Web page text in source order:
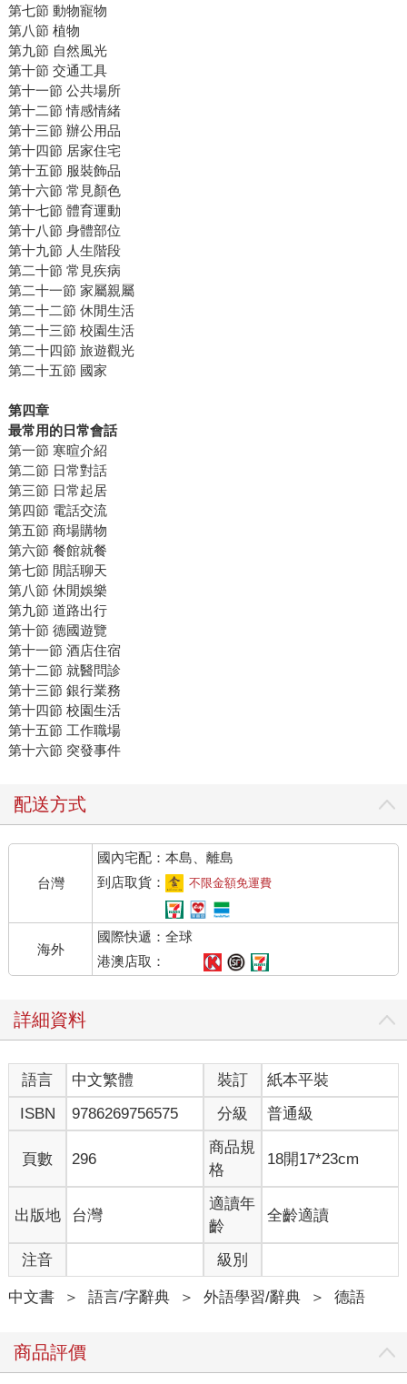
第七節 動物寵物
第八節 植物
第九節 自然風光
第十節 交通工具
第十一節 公共場所
第十二節 情感情緒
第十三節 辦公用品
第十四節 居家住宅
第十五節 服裝飾品
第十六節 常見顏色
第十七節 體育運動
第十八節 身體部位
第十九節 人生階段
第二十節 常見疾病
第二十一節 家屬親屬
第二十二節 休閒生活
第二十三節 校園生活
第二十四節 旅遊觀光
第二十五節 國家
第四章
最常用的日常會話
第一節 寒暄介紹
第二節 日常對話
第三節 日常起居
第四節 電話交流
第五節 商場購物
第六節 餐館就餐
第七節 閒話聊天
第八節 休閒娛樂
第九節 道路出行
第十節 德國遊覽
第十一節 酒店住宿
第十二節 就醫問診
第十三節 銀行業務
第十四節 校園生活
第十五節 工作職場
第十六節 突發事件
配送方式
台灣
國內宅配：本島、離島
到店取貨：
不限金額免運費
海外
國際快遞：全球
港澳店取：
詳細資料
語言 中文繁體 裝訂
紙本平裝
ISBN
9786269756575 分級 普通級
頁數 296
商品規
格
18開17*23cm
出版地 台灣
適讀年
齡
全齡適讀
注音 級別
中文書 ＞ 語言/字辭典 ＞ 外語學習/辭典 ＞ 德語
商品評價